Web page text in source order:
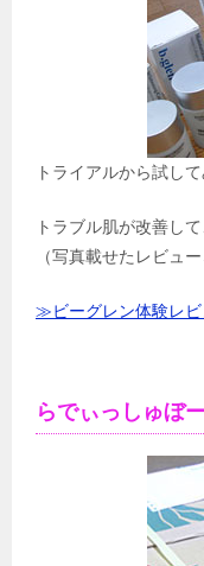
トライアルから試し
トラブル肌が改善し
（写真載せたレビュー
≫ビーグレン体験レ
らでぃっしゅぼ